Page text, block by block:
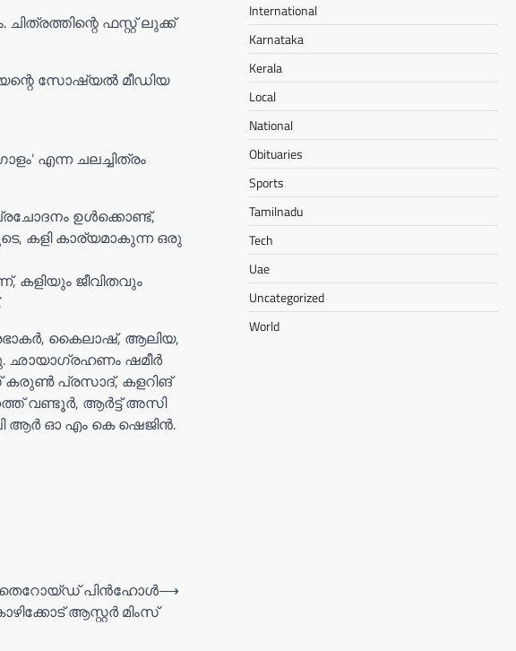
ഫസ്റ്റ് ലുക്ക്‌
സോഷ്യൽ മീഡിയ
എന്ന ചലച്ചിത്രം
ഉൾക്കൊണ്ട്,
കളി കാര്യമാകുന്ന ഒരു
കളിയും ജീവിതവും
കൈലാഷ്, ആലിയ,
ഛായാഗ്രഹണം ഷമീർ
കരുൺ പ്രസാദ്, കളറിങ്
വണ്ടൂർ, ആർട്ട്‌ അസി
ആർ ഓ എം കെ ഷെജിൻ.
തൈറോയ്ഡ് പിൻഹോൾ
ആസ്റ്റർ മിംസ്
⟶
International
Karnataka
Kerala
Local
National
Obituaries
Sports
Tamilnadu
Tech
Uae
Uncategorized
World